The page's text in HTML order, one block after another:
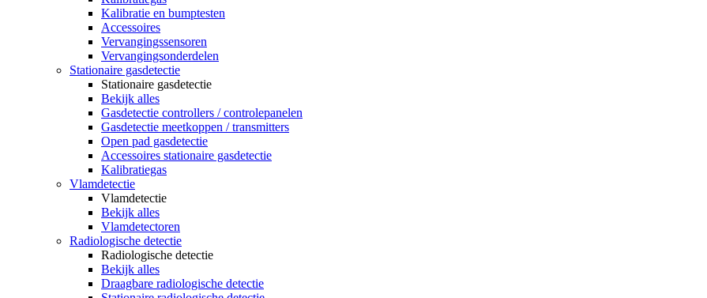
Kalibratie en bumptesten
Accessoires
Vervangingssensoren
Vervangingsonderdelen
Stationaire gasdetectie
Stationaire gasdetectie
Bekijk alles
Gasdetectie controllers / controlepanelen
Gasdetectie meetkoppen / transmitters
Open pad gasdetectie
Accessoires stationaire gasdetectie
Kalibratiegas
Vlamdetectie
Vlamdetectie
Bekijk alles
Vlamdetectoren
Radiologische detectie
Radiologische detectie
Bekijk alles
Draagbare radiologische detectie